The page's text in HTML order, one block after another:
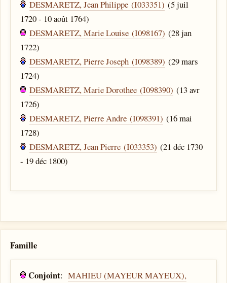
DESMARETZ, Jean Philippe (I033351) (5 juil
1720 - 10 août 1764)
DESMARETZ, Marie Louise (I098167) (28 jan
1722)
DESMARETZ, Pierre Joseph (I098389) (29 mars
1724)
DESMARETZ, Marie Dorothee (I098390) (13 avr
1726)
DESMARETZ, Pierre Andre (I098391) (16 mai
1728)
DESMARETZ, Jean Pierre (I033353) (21 déc 1730
- 19 déc 1800)
Famille
Conjoint:MAHIEU (MAYEUR MAYEUX),